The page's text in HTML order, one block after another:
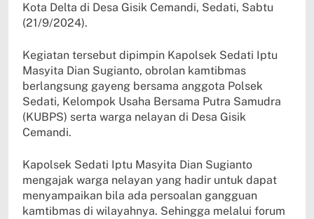
Kota Delta di Desa Gisik Cemandi, Sedati, Sabtu
(21/9/2024).
Kegiatan tersebut dipimpin Kapolsek Sedati Iptu
Masyita Dian Sugianto, obrolan kamtibmas
berlangsung gayeng bersama anggota Polsek
Sedati, Kelompok Usaha Bersama Putra Samudra
(KUBPS) serta warga nelayan di Desa Gisik
Cemandi.
Kapolsek Sedati Iptu Masyita Dian Sugianto
mengajak warga nelayan yang hadir untuk dapat
menyampaikan bila ada persoalan gangguan
kamtibmas di wilayahnya. Sehingga melalui forum